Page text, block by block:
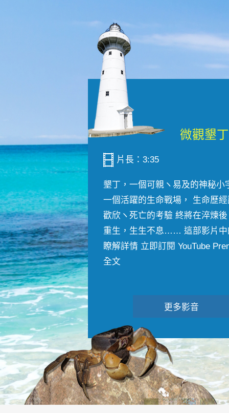
片長：3:35
墾丁，一個可親ヽ易及的神秘小
一個活躍的生命戰場， 生命歷
歡欣ヽ死亡的考驗 終將在淬煉
重生，生生不息…… 這部影片中
瞭解詳情 立即訂閱 YouTube
全文
更多影音